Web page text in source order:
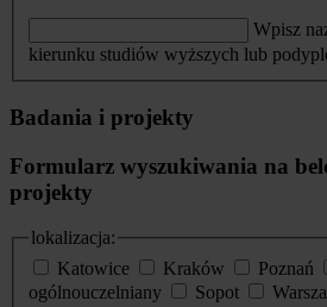
Wpisz
kierunku studiów wyższych lub
Badania i projekty
Formularz wyszukiwania na
projekty
lokalizacja:
Katowice
Kraków Poznań
ogólnouczelniany
Sopot